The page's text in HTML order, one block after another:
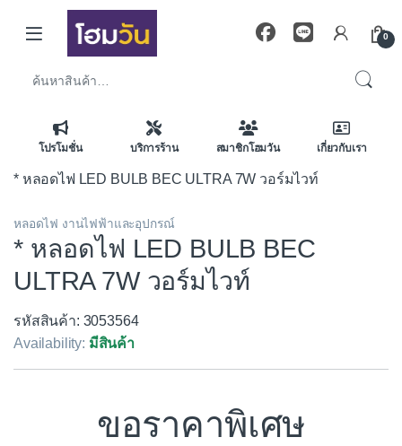
Skip to navigation
Skip to content
0
โปรโมชั่น บริการร้าน สมาชิกโฮมวัน เกี่ยวกับเรา
* หลอดไฟ LED BULB BEC ULTRA 7W วอร์มไวท์
หลอดไฟ งานไฟฟ้าและอุปกรณ์
* หลอดไฟ LED BULB BEC
ULTRA 7W วอร์มไวท์
รหัสสินค้า: 3053564
Availability: มีสินค้า
ขอราคาพิเศษ